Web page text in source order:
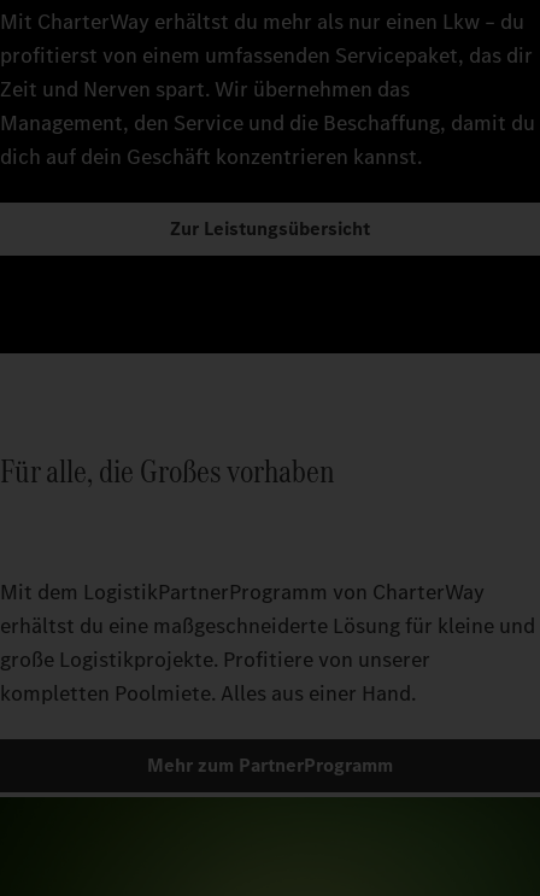
Mit CharterWay erhältst du mehr als nur einen Lkw – du
profitierst von einem umfassenden Servicepaket, das dir
Zeit und Nerven spart. Wir übernehmen das
Management, den Service und die Beschaffung, damit du
dich auf dein Geschäft konzentrieren kannst.
Zur Leistungsübersicht
Für alle, die Großes vorhaben
Mit dem LogistikPartnerProgramm von CharterWay
erhältst du eine maßgeschneiderte Lösung für kleine und
große Logistikprojekte. Profitiere von unserer
kompletten Poolmiete. Alles aus einer Hand.
Mehr zum PartnerProgramm